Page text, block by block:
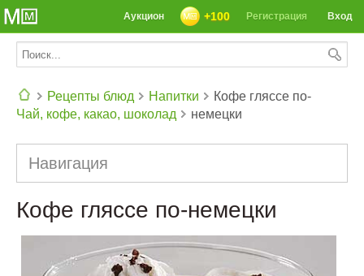
Вход
Регистрация
+100
Аукцион
Рецепты блюд
Напитки
Чай, кофе, какао, шоколад
Кофе гляссе по-
немецки
Навигация
Кофе гляссе по-немецки